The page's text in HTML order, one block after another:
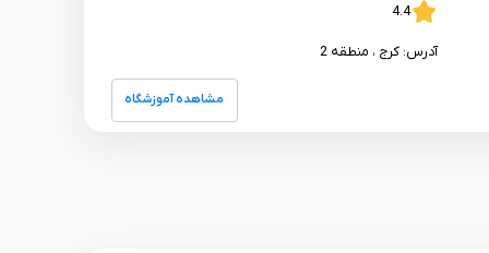
4.4
آدرس: کرج ، منطقه 2
مشاهده آموزشگاه